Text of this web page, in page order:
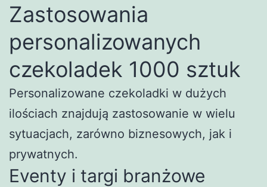
Zastosowania
personalizowanych
czekoladek 1000 sztuk
Personalizowane czekoladki w dużych
ilościach znajdują zastosowanie w wielu
sytuacjach, zarówno biznesowych, jak i
prywatnych.
Eventy i targi branżowe